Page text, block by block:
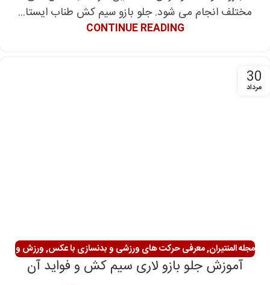
مختلف انجام می شود. جلو بازو سیم کش طناب ایستا...
CONTINUE READING
30
مرداد
مجله المنتیران,معرفی حرکت های ورزشی و بدنسازی با عکس,ورزش و
سلامتی
آموزش جلو بازو لاری سیم کش و فواید آن